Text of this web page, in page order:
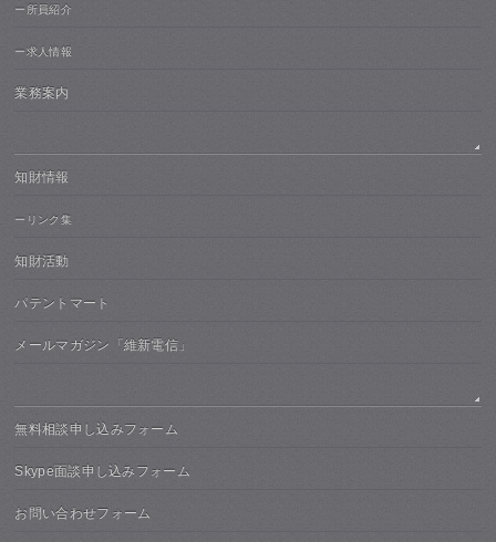
ー所員紹介
ー求人情報
業務案内
知財情報
ーリンク集
知財活動
パテントマート
メールマガジン「維新電信」
無料相談申し込みフォーム
Skype面談申し込みフォーム
お問い合わせフォーム